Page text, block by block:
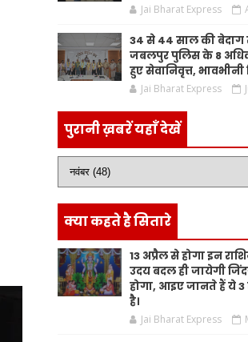
Jai Bharat Express
34 से 44 साल की बेदाग
जबलपुर पुलिस के 8
हुए सेवानिवृत्त, भावभीनी
Jai Bharat Express
पुरानी ख़बरें यहाँ देखें
क्या कहते है सितारे
13 अप्रैल से होगा इन
उदय बदल ही जायेगी
होगा, आइए जानते हैं ये 3
है।
Jai Bharat Express